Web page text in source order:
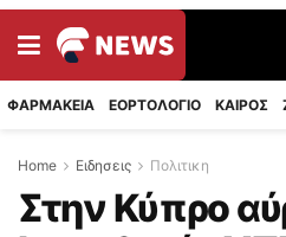
ΦΑΡΜΑΚΕΙΑ ΕΟΡΤΟΛΟΓΙΟ ΚΑΙΡΟΣ
Home Ειδησεις Πολιτικη
Στην Κύπρο